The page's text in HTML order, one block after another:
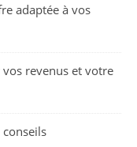
adaptée à vos
vos revenus et votre